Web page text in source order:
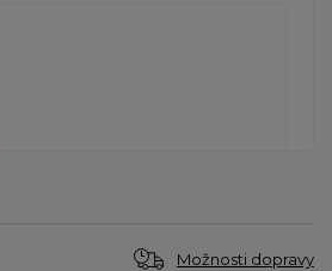
Možnosti dopravy